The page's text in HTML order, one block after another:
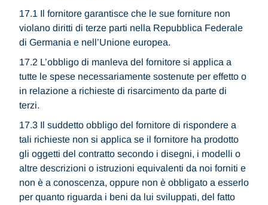
17.1 Il fornitore garantisce che le sue forniture non
violano diritti di terze parti nella Repubblica Federale
di Germania e nell’Unione europea.
17.2 L’obbligo di manleva del fornitore si applica a
tutte le spese necessariamente sostenute per effetto o
in relazione a richieste di risarcimento da parte di
terzi.
17.3 Il suddetto obbligo del fornitore di rispondere a
tali richieste non si applica se il fornitore ha prodotto
gli oggetti del contratto secondo i disegni, i modelli o
altre descrizioni o istruzioni equivalenti da noi forniti e
non è a conoscenza, oppure non è obbligato a esserlo
per quanto riguarda i beni da lui sviluppati, del fatto